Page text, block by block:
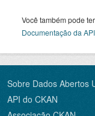
Você também pode
Documentação da API
Sobre Dados Abertos
API do CKAN